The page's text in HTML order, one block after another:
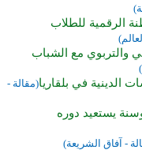
الرقمية للطلاب
والتربوي مع الشباب
الدينية في بلقاريا(مقالة -
يستعيد دوره
- آفاق الشريعة)